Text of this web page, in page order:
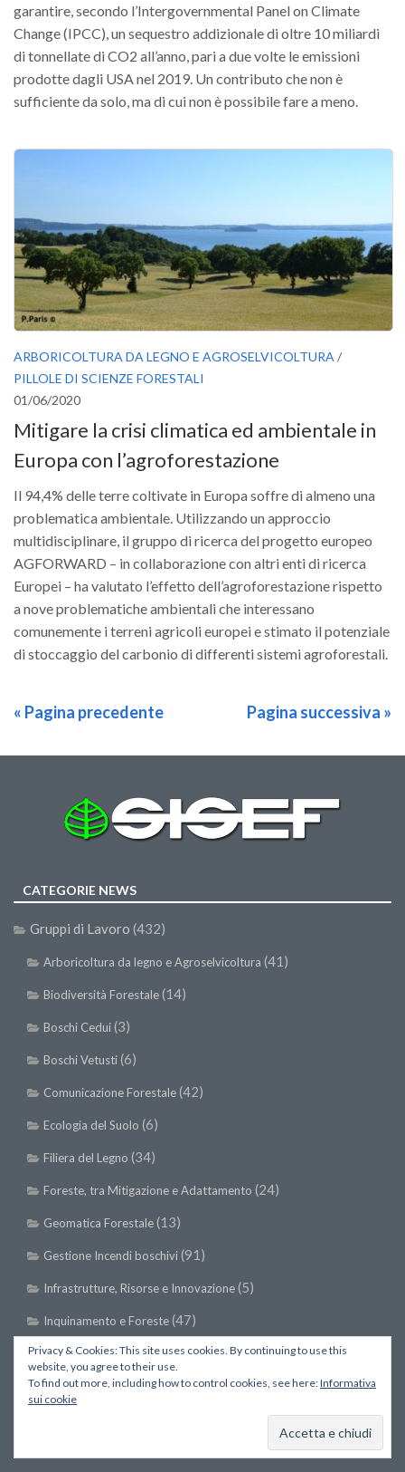
garantire, secondo l’Intergovernmental Panel on Climate
Change (IPCC), un sequestro addizionale di oltre 10 miliardi
di tonnellate di CO2 all’anno, pari a due volte le emissioni
prodotte dagli USA nel 2019. Un contributo che non è
sufficiente da solo, ma di cui non è possibile fare a meno.
ARBORICOLTURA DA LEGNO E AGROSELVICOLTURA /
PILLOLE DI SCIENZE FORESTALI
01/06/2020
Mitigare la crisi climatica ed ambientale in
Europa con l’agroforestazione
Il 94,4% delle terre coltivate in Europa soffre di almeno una
problematica ambientale. Utilizzando un approccio
multidisciplinare, il gruppo di ricerca del progetto europeo
AGFORWARD – in collaborazione con altri enti di ricerca
Europei – ha valutato l’effetto dell’agroforestazione rispetto
a nove problematiche ambientali che interessano
comunemente i terreni agricoli europei e stimato il potenziale
di stoccaggio del carbonio di differenti sistemi agroforestali.
« Pagina precedente Pagina successiva »
CATEGORIE NEWS
Gruppi di Lavoro (432)
Arboricoltura da legno e Agroselvicoltura (41)
Biodiversità Forestale(14)
Boschi Cedui(3)
Boschi Vetusti(6)
Comunicazione Forestale(42)
Ecologia del Suolo (6)
Filiera del Legno (34)
Foreste, tra Mitigazione e Adattamento (24)
Geomatica Forestale(13)
Gestione Incendi boschivi(91)
Infrastrutture, Risorse e Innovazione(5)
Inquinamento e Foreste(47)
Modellistica Forestale(54)
Pianificazione Forestale(30)
Privacy & Cookies: This site uses cookies. By continuing to use this
website, you agree to their use.
To find out more, including how to control cookies, see here:Informativa
sui cookie